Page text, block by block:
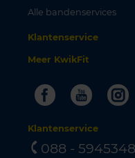
Alle bandenservices
Klantenservice
Meer KwikFit
Facebook
Klantenservice
088 - 5945348